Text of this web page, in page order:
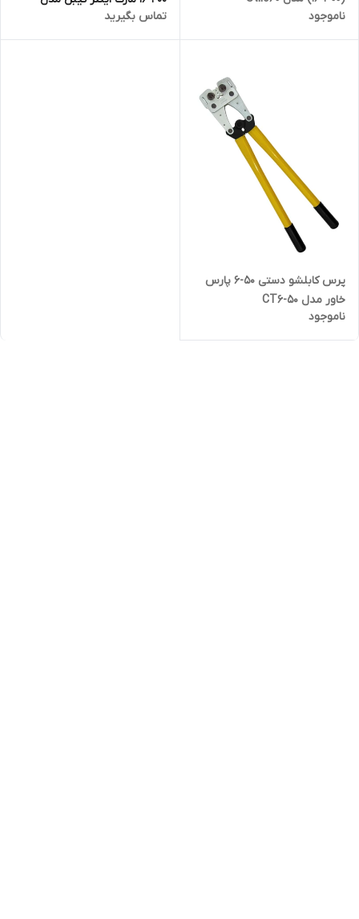
ناموجود
AP130-C
تماس بگیرید
پرس کابلشو دستی 50-6 پارس
خاور مدل CT6-50
ناموجود